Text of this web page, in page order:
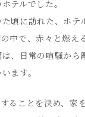
テルでした。
頃に訪れた、ホテ
中で、赤々と燃え
、日常の喧騒から
ます。
ることを決め、家